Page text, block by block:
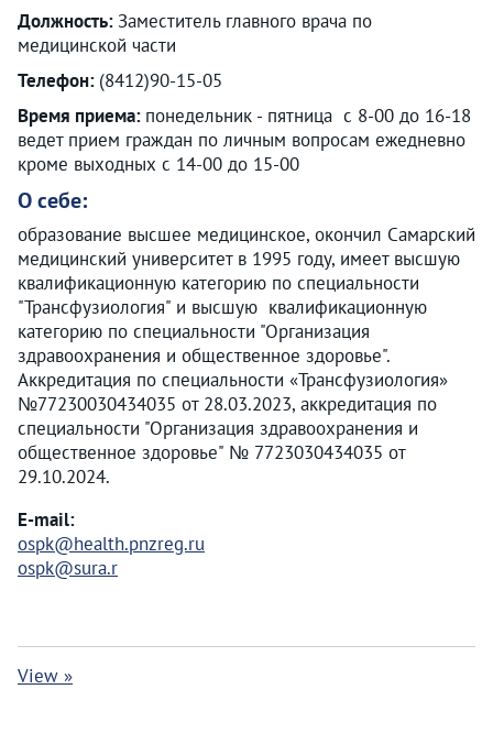
Должность: Заместитель главного врача по
медицинской части
Телефон: (8412)90-15-05
Время приема: понедельник - пятница с 8-00 до 16-18
ведет прием граждан по личным вопросам ежедневно
кроме выходных с 14-00 до 15-00
О себе:
образование высшее медицинское, окончил Самарский
медицинский университет в 1995 году, имеет высшую
квалификационную категорию по специальности
"Трансфузиология" и высшую квалификационную
категорию по специальности "Организация
здравоохранения и общественное здоровье".
Аккредитация по специальности «Трансфузиология»
№77230030434035 от 28.03.2023, аккредитация по
специальности "Организация здравоохранения и
общественное здоровье" № 7723030434035 от
29.10.2024.
E-mail:
ospk@health.pnzreg.ru
ospk@sura.r
View »